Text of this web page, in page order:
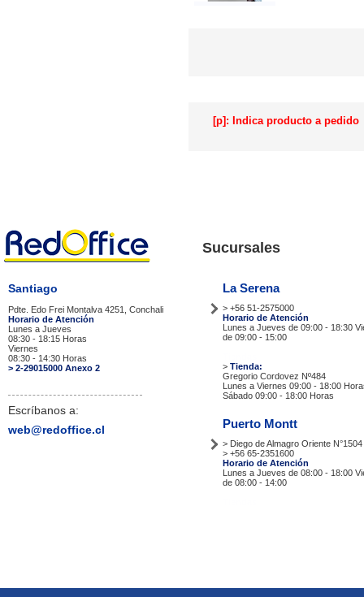
[p]: Indica producto a pedido
Santiago
Pdte. Edo Frei Montalva 4251, Conchali
Horario de Atención
Lunes a Jueves
08:30 - 18:15 Horas
Viernes
08:30 - 14:30 Horas
> 2-29015000 Anexo 2
Escríbanos a:
web@redoffice.cl
Sucursales
La Serena
> +56 51-2575000
Horario de Atención
Lunes a Jueves de 09:00 - 18:30
de 09:00 - 15:00
> Tienda:
Gregorio Cordovez Nº484
Lunes a Viernes 09:00 - 18:00
Sábado 09:00 - 18:00 Horas
Puerto Montt
> Diego de Almagro Oriente N°1504
> +56 65-2351600
Horario de Atención
Lunes a Jueves de 08:00 - 18:00
de 08:00 - 14:00